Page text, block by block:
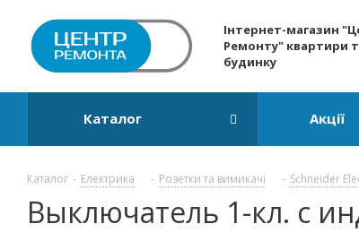
Інтернет-магазин
Ремонту" квартири
будинку
Каталог Акції
Каталог - Електрика - Розетки та вимикачі - Schneider
Выключатель 1-кл. с